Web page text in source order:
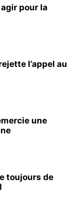
pour la
l’appel au
une
toujours de